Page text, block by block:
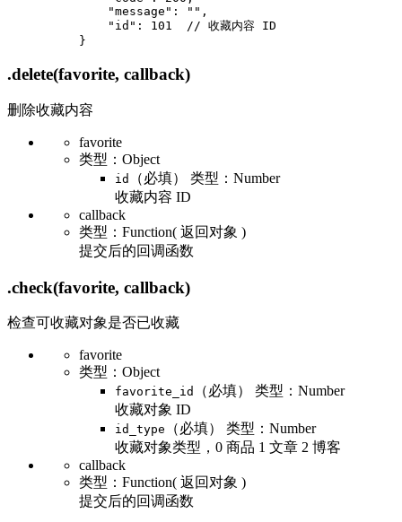
    "message": "",
    "id": 101  // 收藏内容 ID
.delete(favorite, callback)
删除收藏内容
favorite
类型：Object
id
（必填） 类型：Number
收藏内容 ID
callback
类型：Function( 返回对象 )
提交后的回调函数
.check(favorite, callback)
检查可收藏对象是否已收藏
favorite
类型：Object
favorite_id
（必填） 类型：Number
收藏对象 ID
id_type
（必填） 类型：Number
收藏对象类型，0 商品 1 文章 2 博客
callback
类型：Function( 返回对象 )
提交后的回调函数